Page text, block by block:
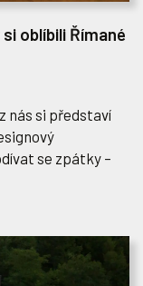
oblíbili Římané
nás si představí
se zpátky –